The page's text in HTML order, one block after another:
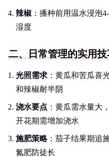
辣椒 ：播种前用温水浸泡
湿度
二、日常管理的实用技
光照需求 ：黄瓜和苦瓜喜
和辣椒耐半阴
浇水要点 ：黄瓜需水量大
开花期需增加浇水
施肥策略：茄子结果期追
氮肥防徒长